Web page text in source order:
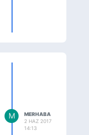
M
MERHABA
2 HAZ 2017
14:13